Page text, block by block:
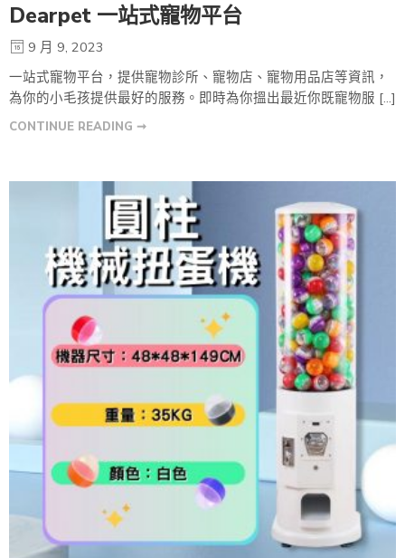
Dearpet 一站式寵物平台
9 月 9, 2023
一站式寵物平台，提供寵物診所、寵物店、寵物用品店等資訊，
為你的小毛孩提供最好的服務。即時為你搵出最近你既寵物服 […]
CONTINUE READING ➞